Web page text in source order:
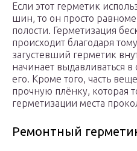
Если этот герметик
шин, то он просто
полости. Герметизация
происходит благодаря
загустевший герметик
начинает выдавливаться в
его. Кроме того, часть
прочную плёнку, которая
герметизации места
Ремонтный